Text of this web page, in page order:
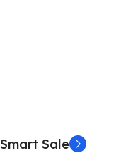
Smart Sale